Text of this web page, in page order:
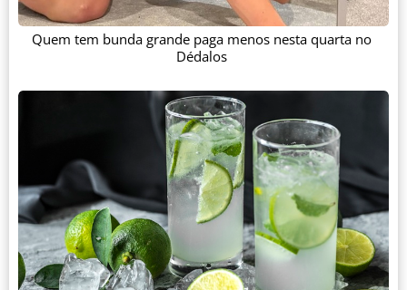
Quem tem bunda grande paga menos nesta quarta no
Dédalos